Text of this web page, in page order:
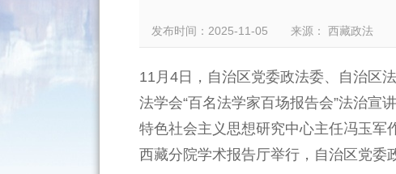
发布时间：2025-11-05 来源： 西藏政法
11月4日，自治区党委政法委、自治区
法学会“百名法学家百场报告会”法治宣
特色社会主义思想研究中心主任冯玉军
西藏分院学术报告厅举行，自治区党委